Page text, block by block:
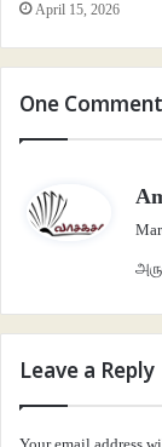
ரசாயனப் பொடியின்
கம்மி விலைக்
அயல் மாநில
வெண்கலக் கடைத்
April 15, 2026
One Comment
Leave a Reply